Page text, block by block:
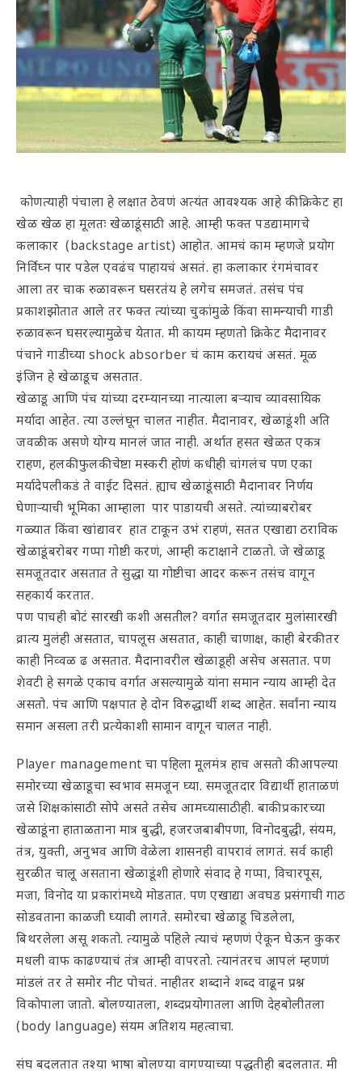
कोणत्याही पंचाला हे लक्षात ठेवणं अत्यंत आवश्यक आहे की क्रिकेट हा
खेळ खेळ हा मूलतः खेळाडूंसाठी आहे. आम्ही फक्त पडद्यामागचे
कलाकार (backstage artist) आहोत. आमचं काम म्हणजे प्रयोग
निर्विघ्न पार पडेल एवढंच पाहायचं असतं. हा कलाकार रंगमंचावर
आला तर चाक रुळावरून घसरतंय हे लगेच समजतं. तसंच पंच
प्रकाशझोतात आले तर फक्त त्यांच्या चुकांमुळे किंवा सामन्याची गाडी
रुळावरून घसरल्यामुळेच येतात. मी कायम म्हणतो क्रिकेट मैदानावर
पंचाने गाडीच्या shock absorber चं काम करायचं असतं. मूळ
इंजिन हे खेळाडूच असतात.
खेळाडू आणि पंच यांच्या दरम्यानच्या नात्याला बऱ्याच व्यावसायिक
मर्यादा आहेत. त्या उल्लंघून चालत नाहीत. मैदानावर, खेळाडूंशी अति
जवळीक असणे योग्य मानलं जात नाही. अर्थात हसत खेळत एकत्र
राहण, हलकी फुलकी चेष्टा मस्करी होणं कधीही चांगलंच पण एका
मर्यादेपलीकडं ते वाईट दिसतं. ह्याच खेळाडूंसाठी मैदानावर निर्णय
घेणाऱ्याची भूमिका आम्हाला पार पाडायची असते. त्यांच्याबरोबर
गळ्यात किंवा खांद्यावर हात टाकून उभं राहणं, सतत एखाद्या ठराविक
खेळाडूंबरोबर गप्पा गोष्टी करणं, आम्ही कटाक्षाने टाळतो. जे खेळाडू
समजूतदार असतात ते सुद्धा या गोष्टीचा आदर करून तसंच वागून
सहकार्य करतात.
पण पाचही बोटं सारखी कशी असतील? वर्गात समजूतदार मुलांसारखी
व्रात्य मुलंही असतात, चापलूस असतात, काही चाणाक्ष, काही बेरकी तर
काही निव्वळ ढ असतात. मैदानावरील खेळाडूही असेच असतात. पण
शेवटी हे सगळे एकाच वर्गात असल्यामुळे यांना समान न्याय आम्ही देत
असतो. पंच आणि पक्षपात हे दोन विरुद्धार्थी शब्द आहेत. सर्वांना न्याय
समान असला तरी प्रत्येकाशी सामान वागून चालत नाही.
Player management चा पहिला मूलमंत्र हाच असतो की आपल्या
समोरच्या खेळाडूचा स्वभाव समजून घ्या. समजूतदार विद्यार्थी हाताळणं
जसे शिक्षकांसाठी सोपे असते तसेच आमच्यासाठीही. बाकी प्रकारच्या
खेळाडूंना हाताळताना मात्र बुद्धी, हजरजबाबीपणा, विनोदबुद्धी, संयम,
तंत्र, युक्ती, अनुभव आणि वेळेला शासनही वापरावं लागतं. सर्व काही
सुरळीत चालू असताना खेळाडूंशी होणारे संवाद हे गप्पा, विचारपूस,
मजा, विनोद या प्रकारांमध्ये मोडतात. पण एखाद्या अवघड प्रसंगाची गाठ
सोडवताना काळजी घ्यावी लागते. समोरचा खेळाडू चिडलेला,
बिथरलेला असू शकतो. त्यामुळे पहिले त्याचं म्हणणं ऐकून घेऊन कुकर
मधली वाफ काढण्याचं तंत्र आम्ही वापरतो. त्यानंतरच आपलं म्हणणं
मांडलं तर ते समोर नीट पोचतं. नाहीतर शब्दाने शब्द वाढून प्रश्न
विकोपाला जातो. बोलण्यातला, शब्दप्रयोगातला आणि देहबोलीतला
(body language) संयम अतिशय महत्वाचा.
संघ बदलतात तश्या भाषा बोलण्या वागण्याच्या पद्धतीही बदलतात. मी